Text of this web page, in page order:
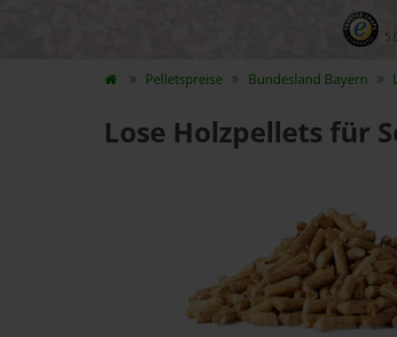
Pelletspreise Bundesland Bayern
Lose Holzpellets für